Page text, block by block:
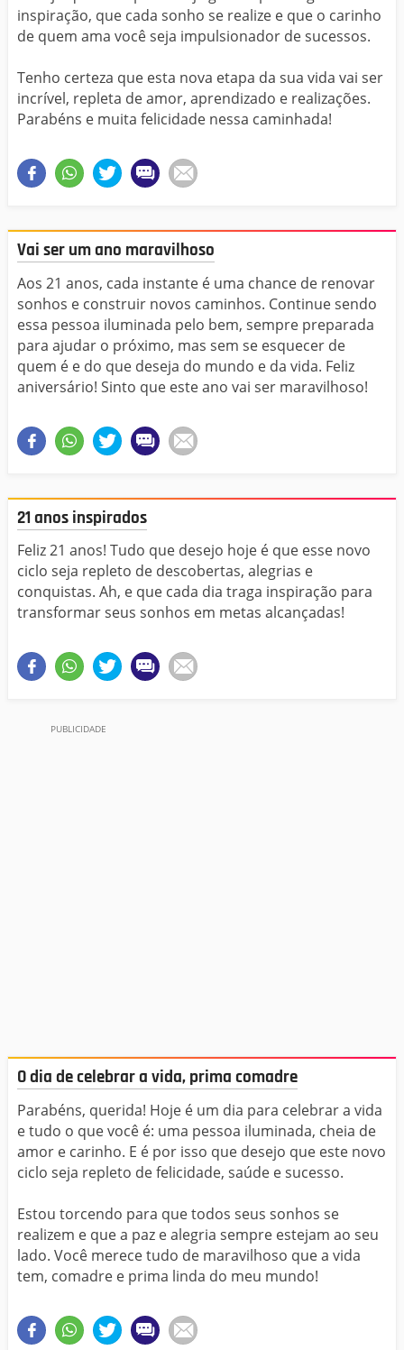
inspiração, que cada sonho se realize e que o carinho
de quem ama você seja impulsionador de sucessos.
Tenho certeza que esta nova etapa da sua vida vai ser
incrível, repleta de amor, aprendizado e realizações.
Parabéns e muita felicidade nessa caminhada!
Vai ser um ano maravilhoso
Aos 21 anos, cada instante é uma chance de renovar
sonhos e construir novos caminhos. Continue sendo
essa pessoa iluminada pelo bem, sempre preparada
para ajudar o próximo, mas sem se esquecer de
quem é e do que deseja do mundo e da vida. Feliz
aniversário! Sinto que este ano vai ser maravilhoso!
21 anos inspirados
Feliz 21 anos! Tudo que desejo hoje é que esse novo
ciclo seja repleto de descobertas, alegrias e
conquistas. Ah, e que cada dia traga inspiração para
transformar seus sonhos em metas alcançadas!
O dia de celebrar a vida, prima comadre
Parabéns, querida! Hoje é um dia para celebrar a vida
e tudo o que você é: uma pessoa iluminada, cheia de
amor e carinho. E é por isso que desejo que este novo
ciclo seja repleto de felicidade, saúde e sucesso.
Estou torcendo para que todos seus sonhos se
realizem e que a paz e alegria sempre estejam ao seu
lado. Você merece tudo de maravilhoso que a vida
tem, comadre e prima linda do meu mundo!